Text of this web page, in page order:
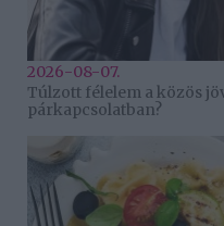
2026-08-07.
Túlzott félelem a közös
párkapcsolatban?